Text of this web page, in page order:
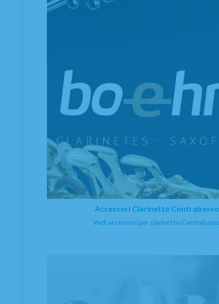
Accessori Clarinetto Contrabasso
Vedi accessori per clarinetto